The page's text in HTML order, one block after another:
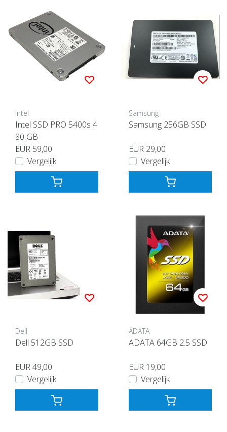
Intel
Intel SSD PRO 5400s 4
80 GB
EUR 59,00
Vergelijk
Samsung
Samsung 256GB SSD
EUR 29,00
Vergelijk
Dell
Dell 512GB SSD
EUR 49,00
Vergelijk
ADATA
ADATA 64GB 2.5 SSD
EUR 19,00
Vergelijk